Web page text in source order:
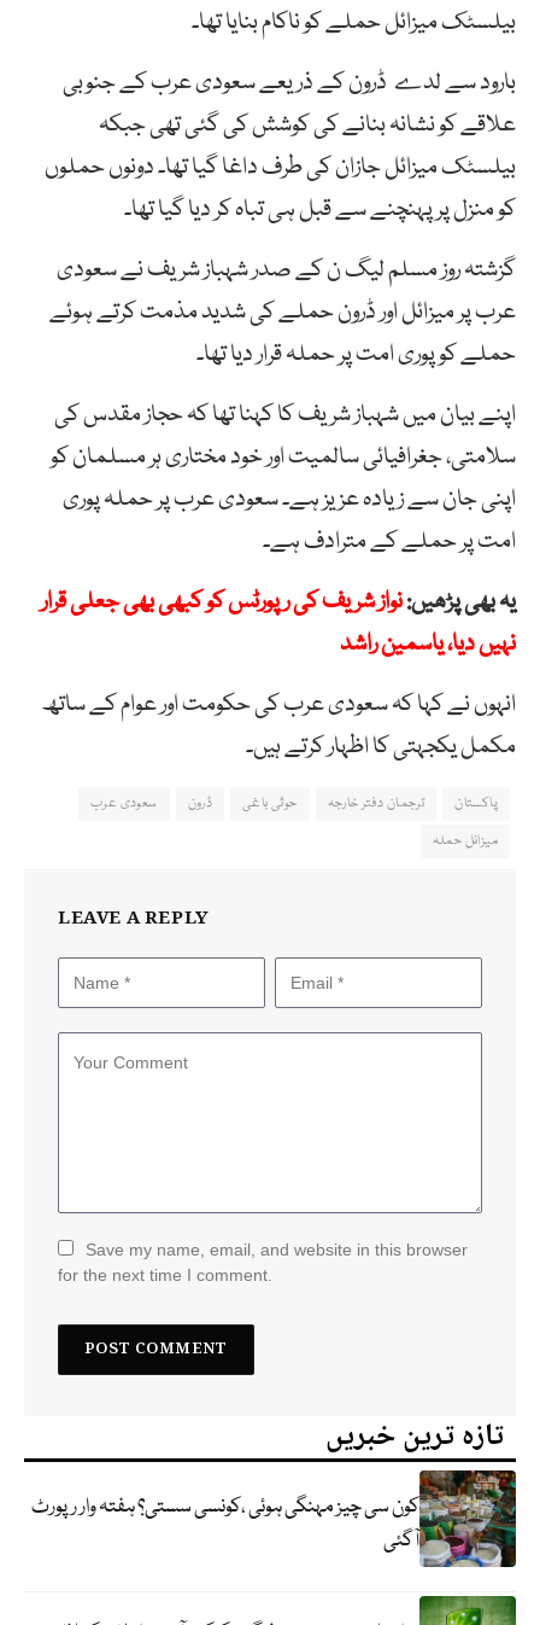
بیلسٹک میزائل حملے کو ناکام بنایا تھا۔
بارود سے لدے ڈرون کے ذریعے سعودی عرب کے جنوبی
علاقے کو نشانہ بنانے کی کوشش کی گئی تھی جبکہ
بیلسٹک میزائل جازان کی طرف داغا گیا تھا۔ دونوں حملوں
کو منزل پر پہنچنے سے قبل ہی تباہ کر دیا گیا تھا۔
گزشتہ روز مسلم لیگ ن کے صدر شہباز شریف نے سعودی
عرب پر میزائل اور ڈرون حملے کی شدید مذمت کرتے ہوئے
حملے کو پوری امت پر حملہ قرار دیا تھا۔
اپنے بیان میں شہباز شریف کا کہنا تھا کہ حجاز مقدس کی
سلامتی، جغرافیائی سالمیت اور خود مختاری ہر مسلمان کو
اپنی جان سے زیادہ عزیز ہے۔ سعودی عرب پر حملہ پوری
امت پر حملے کے مترادف ہے۔
یہ بھی پڑھیں:نواز شریف کی رپورٹس کو کبھی بھی جعلی قرار
نہیں دیا، یاسمین راشد
انہوں نے کہا کہ سعودی عرب کی حکومت اور عوام کے ساتھ
مکمل یکجہتی کا اظہار کرتے ہیں۔
پاکستان ترجمان دفتر خارجہ حوثی باغی ڈرون
سعودی عرب
میزائل حملہ
LEAVE A REPLY
Save my name, email, and website in this browser
for the next time I comment.
تازہ ترین خبریں
کون سی چیز مہنگی ہوئی ،کونسی سستی؟ ہفتہ وار رپورٹ
آگئی